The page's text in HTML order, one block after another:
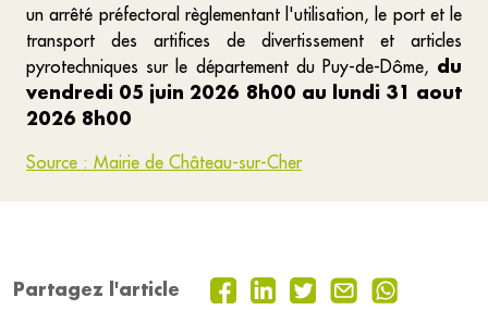
un arrêté préfectoral règlementant l'utilisation, le port et le
transport des artifices de divertissement et articles
pyrotechniques sur le département du Puy-de-Dôme, du
vendredi 05 juin 2026 8h00 au lundi 31 aout
2026 8h00
Source : Mairie de Château-sur-Cher
Partagez l'article